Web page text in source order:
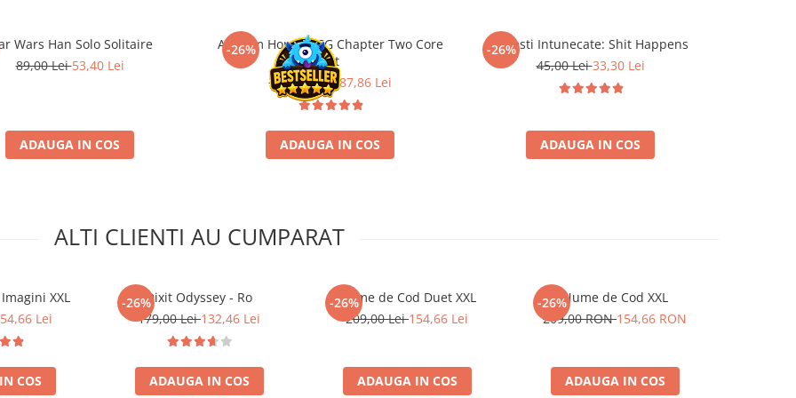
Wars Han Solo Solitaire
89,00 Lei53,40 Lei
ADAUGA IN COS
-26%
Arkham Horror LCG Chapter Two Core
Set
389,00 Lei287,86 Lei
ADAUGA IN COS
-26%
Povesti Intunecate: Shit Happens
45,00 Lei33,30 Lei
ADAUGA IN COS
ALTI CLIENTI AU CUMPARAT
XXL
Lei
COS
-26%Dixit Odyssey - Ro
179,00 Lei132,46 Lei
ADAUGA IN COS
-26%
Nume de Cod Duet XXL
209,00 Lei154,66 Lei
ADAUGA IN COS
-26%Nume de Cod XXL
209,00 RON154,66 RON
ADAUGA IN COS